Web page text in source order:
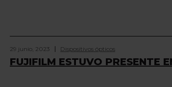
29 junio, 2023 Dispositivos ópticos
FUJIFILM ESTUVO PRESENTE